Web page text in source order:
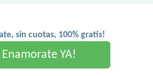
sin cuotas, 100% gratis!
Enamorate YA!